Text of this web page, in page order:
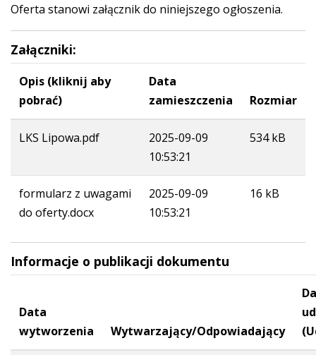
Oferta stanowi załącznik do niniejszego ogłoszenia.
Załączniki:
Opis (kliknij aby
pobrać)
Data
zamieszczenia
Rozmiar
LKS Lipowa.pdf
2025-09-09
10:53:21
534 kB
formularz z uwagami
do oferty.docx
2025-09-09
10:53:21
16 kB
Informacje o publikacji dokumentu
Data
wytworzenia
Wytwarzający/Odpowiadający